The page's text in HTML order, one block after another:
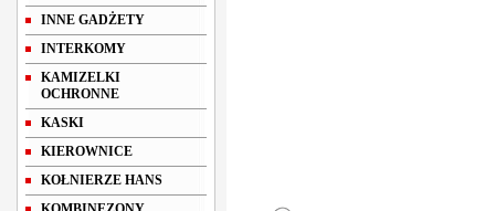
INNE GADŻETY
INTERKOMY
KAMIZELKI
OCHRONNE
KASKI
KIEROWNICE
KOŁNIERZE HANS